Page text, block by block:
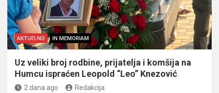
AKTUELNO IN MEMORIAM
Uz veliki broj rodbine, prijatelja i komšija na
Humcu ispraćen Leopold “Leo” Knezović
2 dana ago Redakcija